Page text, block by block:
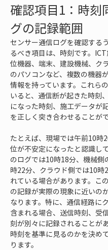
確認項目1：時刻
グの記録範囲
センサー通信ログを確認する
るべき項目は、時刻です。
位機器、端末、建設機械、ク
のパソコンなど、複数の機器
情報を持っています。これら
いると、通信断が起きた時刻
になった時刻、施工データが
を正しく突き合わせることが
たとえば、現場では午前10時
位が不安定になったと認識し
のログでは10時18分、機械側
時22分、クラウド側では10時
れている場合があります。こ
の記録が実際の現象に近いの
なります。特に、通信経路に
含まれる場合、送信時刻、受
刻が別々に記録されることが
時刻を基準に見るのかを決め
ります。